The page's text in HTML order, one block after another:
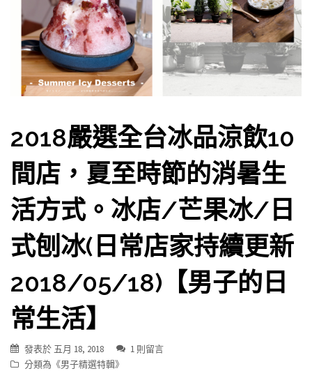
2018嚴選全台冰品涼飲10
間店，夏至時節的消暑生
活方式。冰店/芒果冰/日
式刨冰(日常店家持續更新
2018/05/18)【男子的日
常生活】
發表於 五月 18, 2018
1 則留言
分類為《男子精選特輯》